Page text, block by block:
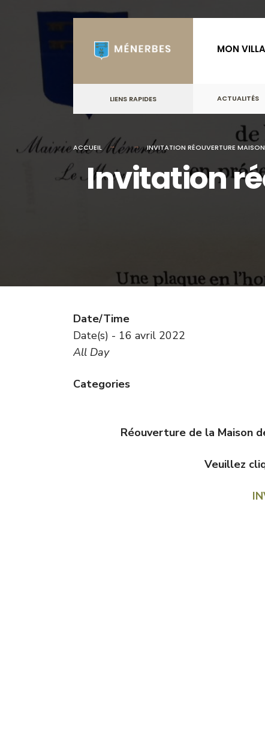
content
MON
LIENS RAPIDES ACTUALITÉS
ACCUEIL INVITATION RÉOUVERTURE
Invitation
Date/Time
Date(s) - 16 avril 2022
All Day
Categories
Réouverture de la Maison
Veuillez